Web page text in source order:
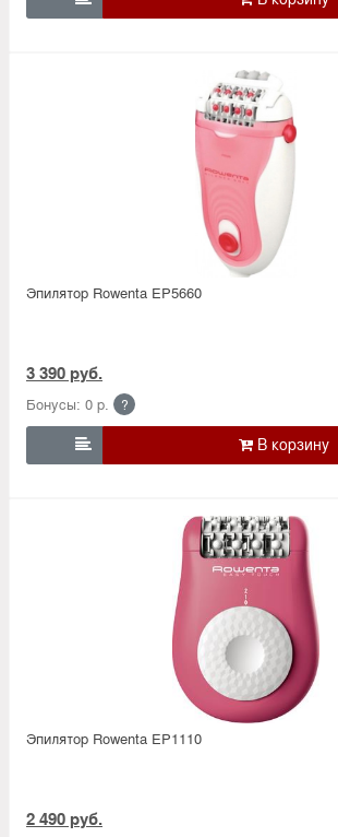
Эпилятор Rowenta EP5660
3 390 руб.
Бонусы: 0 р. ?

Эпилятор Rowenta EP1110
2 490 руб.